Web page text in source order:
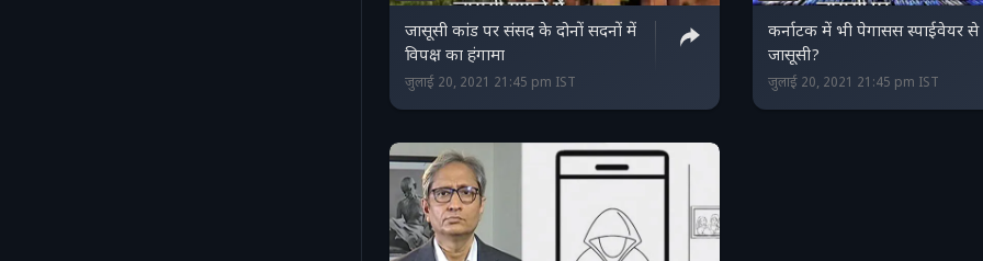
जासूसी कांड पर संसद के दोनों सदनों में
विपक्ष का हंगामा
जुलाई 20, 2021 21:45 pm IST
कर्नाटक में भी पेगासस स्पाईवेयर से
जासूसी?
जुलाई 20, 2021 21:45 pm IST